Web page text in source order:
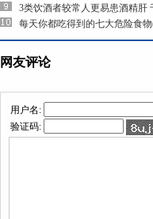
3类饮酒者较常人更易患酒精肝
每天你都吃得到的七大危险食
网友评论
用户名:
验证码: